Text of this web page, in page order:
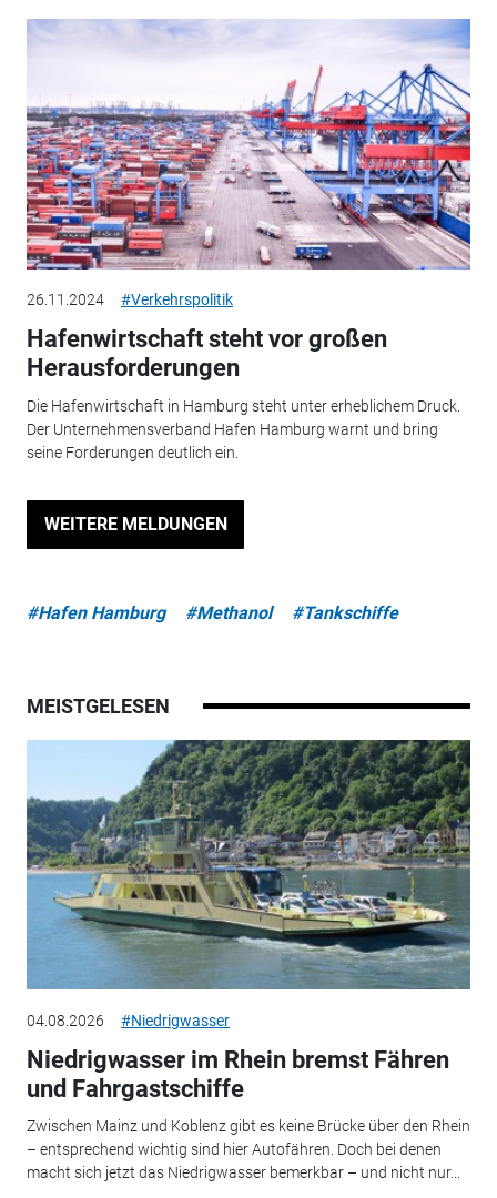
26.11.2024 #Verkehrspolitik
Hafenwirtschaft steht vor großen
Herausforderungen
Die Hafenwirtschaft in Hamburg steht unter erheblichem Druck.
Der Unternehmensverband Hafen Hamburg warnt und bring
seine Forderungen deutlich ein.
WEITERE MELDUNGEN
#Hafen Hamburg #Methanol #Tankschiffe
MEISTGELESEN
04.08.2026 #Niedrigwasser
Niedrigwasser im Rhein bremst Fähren
und Fahrgastschiffe
Zwischen Mainz und Koblenz gibt es keine Brücke über den Rhein
– entsprechend wichtig sind hier Autofähren. Doch bei denen
macht sich jetzt das Niedrigwasser bemerkbar – und nicht nur...